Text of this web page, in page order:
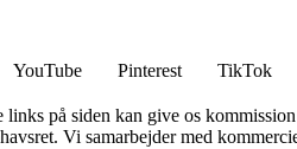
YouTube Pinterest TikTok
på siden kan give os
Vi samarbejder med